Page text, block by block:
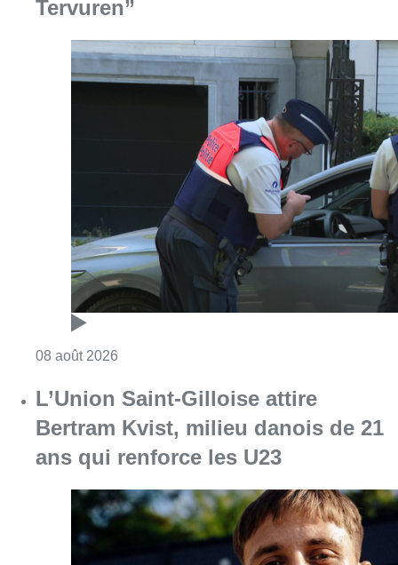
Consulter l'article "Marathon de contrôles
L’Union Saint-Gilloise attire
Bertram Kvist, milieu danois de 21
ans qui renforce les U23
08 août 2026 Consulter l'article "L’Union Saint-Gilloise